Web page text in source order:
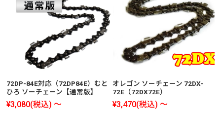
72DP-84E対応（72DP84E）むと
ひろ ソーチェーン【通常版】
¥3,080(税込) ～
オレゴン ソーチェーン 72DX-
72E（72DX72E）
¥3,470(税込) ～